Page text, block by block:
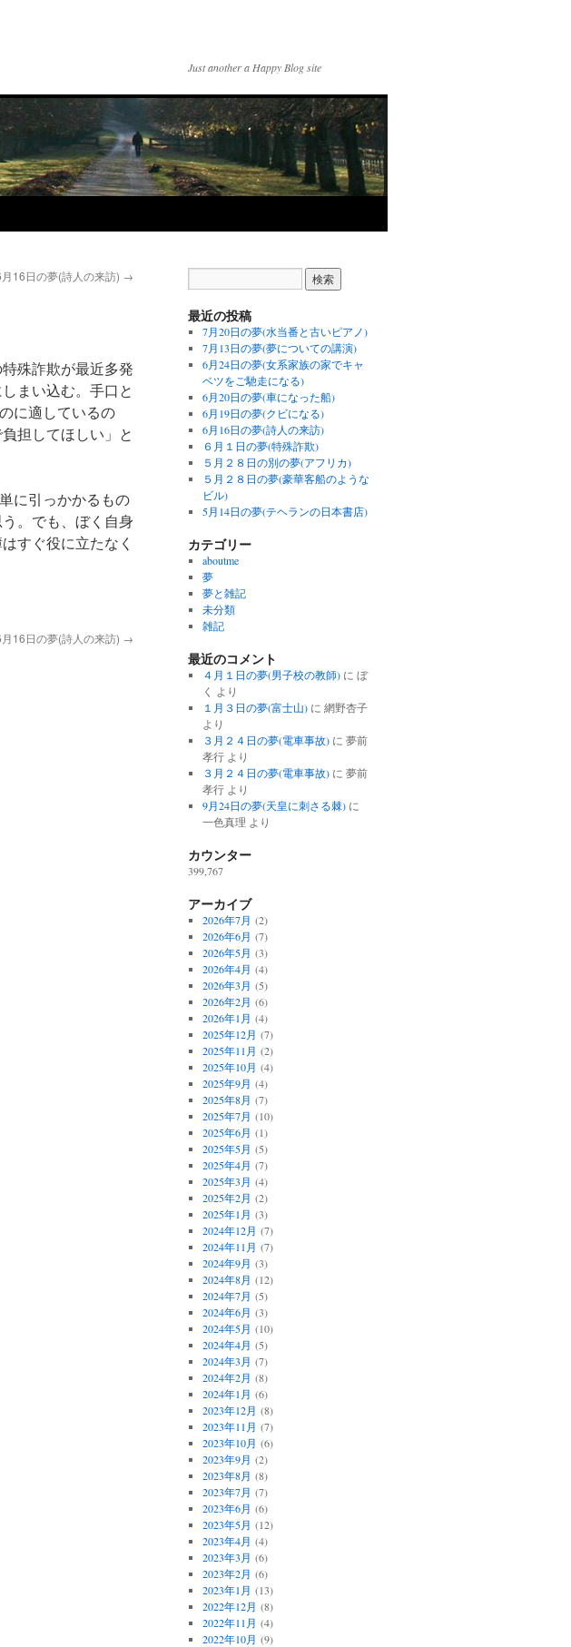
Just another a Happy Blog site
16日の夢(詩人の来訪) →
殊詐欺が最近多発
まい込む。手口と
に適しているの
担してほしい」と
に引っかかるもの
。でも、ぼく自身
すぐ役に立たなく
16日の夢(詩人の来訪) →
最近の投稿
7月20日の夢(水当番と古いピアノ)
7月13日の夢(夢についての講演)
6月24日の夢(女系家族の家でキャ
ベツをご馳走になる)
6月20日の夢(車になった船)
6月19日の夢(クビになる)
6月16日の夢(詩人の来訪)
６月１日の夢(特殊詐欺)
５月２８日の別の夢(アフリカ)
５月２８日の夢(豪華客船のような
ビル)
5月14日の夢(テヘランの日本書店)
カテゴリー
aboutme
夢
夢と雑記
未分類
雑記
最近のコメント
４月１日の夢(男子校の教師)に ぼ
く より
１月３日の夢(富士山)に 網野杏子
より
３月２４日の夢(電車事故)に 夢前
孝行より
３月２４日の夢(電車事故)に 夢前
孝行より
9月24日の夢(天皇に刺さる棘)に
一色真理 より
カウンター
399,767
アーカイブ
2026年7月 (2)
2026年6月 (7)
2026年5月 (3)
2026年4月 (4)
2026年3月 (5)
2026年2月 (6)
2026年1月 (4)
2025年12月 (7)
2025年11月 (2)
2025年10月 (4)
2025年9月 (4)
2025年8月 (7)
2025年7月 (10)
2025年6月 (1)
2025年5月 (5)
2025年4月 (7)
2025年3月 (4)
2025年2月 (2)
2025年1月 (3)
2024年12月 (7)
2024年11月 (7)
2024年9月 (3)
2024年8月 (12)
2024年7月 (5)
2024年6月 (3)
2024年5月 (10)
2024年4月 (5)
2024年3月 (7)
2024年2月 (8)
2024年1月 (6)
2023年12月 (8)
2023年11月 (7)
2023年10月 (6)
2023年9月 (2)
2023年8月 (8)
2023年7月 (7)
2023年6月 (6)
2023年5月 (12)
2023年4月 (4)
2023年3月 (6)
2023年2月 (6)
2023年1月 (13)
2022年12月 (8)
2022年11月 (4)
2022年10月 (9)